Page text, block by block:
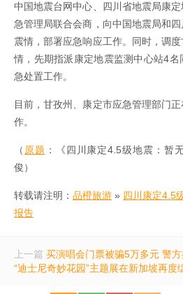
中国地震台网中心、四川省地震局康
急管理局联合会商，向中国地震局和
震情，部署应急响应工作。同时，调
情，先期指派康定地震监测中心站4
急处置工作。
目前，甘孜州、康定市应急管理部门
作。
（ 原题 ：《四川康定4.5级地震：暂
俊）
转载请注明： 品橙旅游 » 四川康定4.5
报告
上一篇 买演唱会门票被骗5万多元 警
“迪士尼奇妙花园”主题展在新加坡再度